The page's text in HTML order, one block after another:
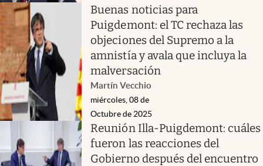
Buenas noticias para
Puigdemont: el TC rechaza las
objeciones del Supremo a la
amnistía y avala que incluya la
malversación
Martín Vecchio
miércoles, 08 de
Octubre de 2025
Reunión Illa-Puigdemont: cuáles
fueron las reacciones del
Gobierno después del encuentro